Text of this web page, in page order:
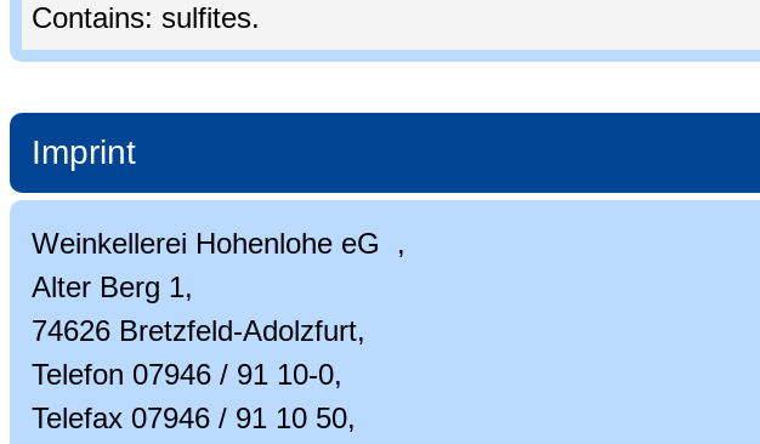
Contains: sulfites.
Imprint
Weinkellerei Hohenlohe eG ,
Alter Berg 1,
74626 Bretzfeld-Adolzfurt,
Telefon 07946 / 91 10-0,
Telefax 07946 / 91 10 50,